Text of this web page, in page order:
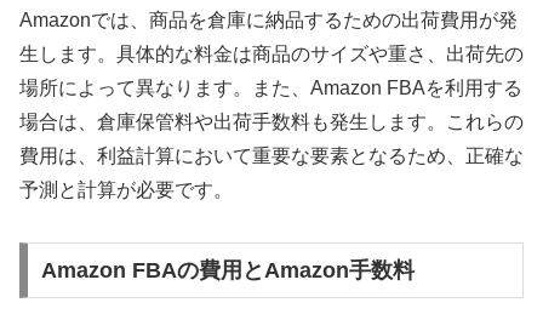
Amazonでは、商品を倉庫に納品するための出荷費用が発
生します。具体的な料金は商品のサイズや重さ、出荷先の
場所によって異なります。また、Amazon FBAを利用する
場合は、倉庫保管料や出荷手数料も発生します。これらの
費用は、利益計算において重要な要素となるため、正確な
予測と計算が必要です。
Amazon FBAの費用とAmazon手数料